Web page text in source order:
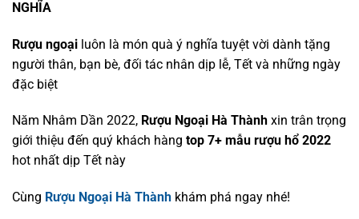
NGHĨA
Rượu ngoại luôn là món quà ý nghĩa tuyệt vời dành tặng
người thân, bạn bè, đối tác nhân dịp lễ, Tết và những ngày
đặc biệt
Năm Nhâm Dần 2022, Rượu Ngoại Hà Thành xin trân trọng
giới thiệu đến quý khách hàng top 7+ mẫu rượu hổ 2022
hot nhất dịp Tết này
Cùng Rượu Ngoại Hà Thành khám phá ngay nhé!